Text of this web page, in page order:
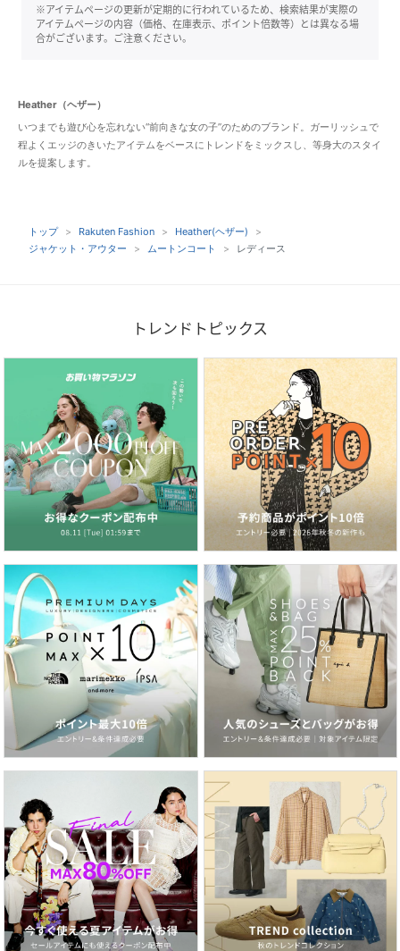
※アイテムページの更新が定期的に行われているため、検索結果が実際の
アイテムページの内容（価格、在庫表示、ポイント倍数等）とは異なる場
合がございます。ご注意ください。
Heather（ヘザー）
いつまでも遊び心を忘れない“前向きな女の子”のためのブランド。ガーリッシュで
程よくエッジのきいたアイテムをベースにトレンドをミックスし、等身大のスタイ
ルを提案します。
トップ Rakuten Fashion
Heather(ヘザー)
ジャケット・アウター
ムートンコート レディース
トレンドトピックス